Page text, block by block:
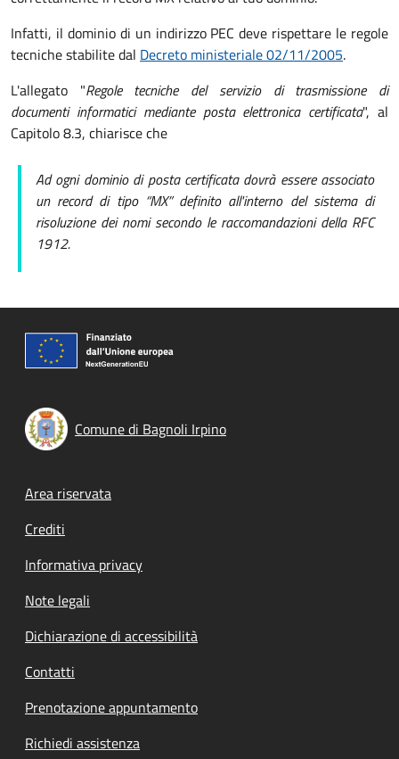
Infatti, il dominio di un indirizzo PEC deve rispettare le regole
tecniche stabilite dal Decreto ministeriale 02/11/2005.
L'allegato "Regole tecniche del servizio di trasmissione di
documenti informatici mediante posta elettronica certificata", al
Capitolo 8.3, chiarisce che
Ad ogni dominio di posta certificata dovrà essere associato
un record di tipo “MX” definito all'interno del sistema di
risoluzione dei nomi secondo le raccomandazioni della RFC
1912.
Comune di Bagnoli Irpino
Footer menu
Area riservata
Crediti
Informativa privacy
Note legali
Dichiarazione di accessibilità
Contatti
Prenotazione appuntamento
Richiedi assistenza